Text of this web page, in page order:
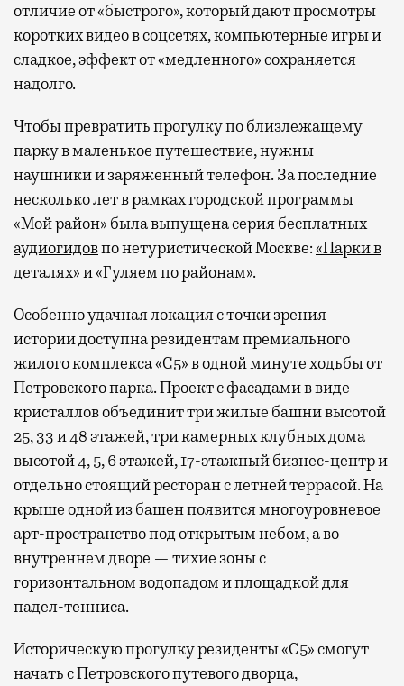
отличие от «быстрого», который дают просмотры
коротких видео в соцсетях, компьютерные игры и
сладкое, эффект от «медленного» сохраняется
надолго.
Чтобы превратить прогулку по близлежащему
парку в маленькое путешествие, нужны
наушники и заряженный телефон. За последние
несколько лет в рамках городской программы
«Мой район» была выпущена серия бесплатных
аудиогидовпо нетуристической Москве:«Парки в
деталях»и«Гуляем по районам».
Особенно удачная локация с точки зрения
истории доступна резидентам премиального
жилого комплекса «С5»в одной минуте ходьбы от
Петровского парка. Проект с фасадами в виде
кристаллов объединит три жилые башни высотой
25, 33 и 48 этажей, три камерных клубных дома
высотой 4, 5, 6 этажей, 17-этажный бизнес-центр и
отдельно стоящий ресторан с летней террасой. На
крыше одной из башен появится многоуровневое
арт-пространство под открытым небом, а во
внутреннем дворе — тихие зоны с
горизонтальном водопадом и площадкой для
падел-тенниса.
Историческую прогулку резиденты «С5» смогут
начать с Петровского путевого дворца,